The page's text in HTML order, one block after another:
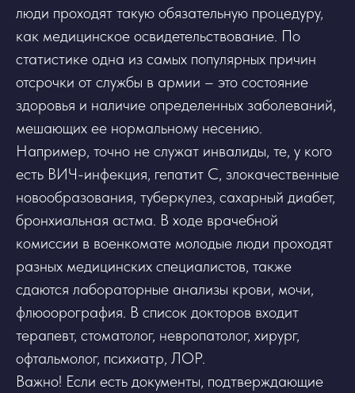
люди проходят такую обязательную процедуру,
как медицинское освидетельствование. По
статистике одна из самых популярных причин
отсрочки от службы в армии – это состояние
здоровья и наличие определенных заболеваний,
мешающих ее нормальному несению.
Например, точно не служат инвалиды, те, у кого
есть ВИЧ-инфекция, гепатит С, злокачественные
новообразования, туберкулез, сахарный диабет,
бронхиальная астма. В ходе врачебной
комиссии в военкомате молодые люди проходят
разных медицинских специалистов, также
сдаются лабораторные анализы крови, мочи,
флюоорография. В список докторов входит
терапевт, стоматолог, невропатолог, хирург,
офтальмолог, психиатр, ЛОР.
Важно! Если есть документы, подтверждающие